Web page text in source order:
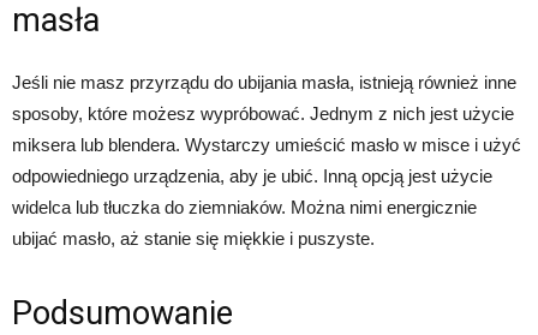
masła
Jeśli nie masz przyrządu do ubijania masła, istnieją również inne
sposoby, które możesz wypróbować. Jednym z nich jest użycie
miksera lub blendera. Wystarczy umieścić masło w misce i użyć
odpowiedniego urządzenia, aby je ubić. Inną opcją jest użycie
widelca lub tłuczka do ziemniaków. Można nimi energicznie
ubijać masło, aż stanie się miękkie i puszyste.
Podsumowanie